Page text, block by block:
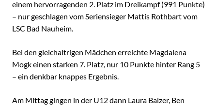
einem hervorragenden 2. Platz im Dreikampf (991 Punkte)
– nur geschlagen vom Seriensieger Mattis Rothbart vom
LSC Bad Nauheim.
Bei den gleichaltrigen Mädchen erreichte Magdalena
Mogk einen starken 7. Platz, nur 10 Punkte hinter Rang 5
– ein denkbar knappes Ergebnis.
Am Mittag gingen in der U12 dann Laura Balzer, Ben